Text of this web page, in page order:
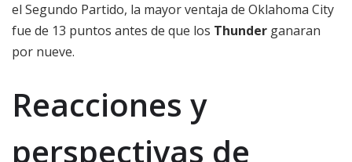
el Segundo Partido, la mayor ventaja de Oklahoma City
fue de 13 puntos antes de que los Thunder ganaran
por nueve.
Reacciones y
perspectivas de